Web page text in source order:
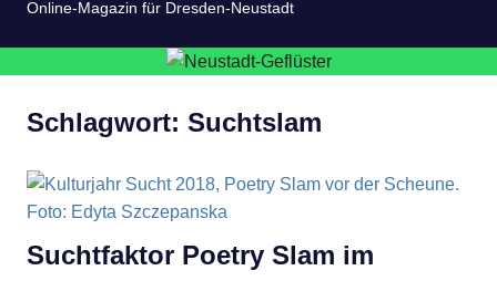
Online-Magazin für Dresden-Neustadt
Schlagwort: Suchtslam
Suchtfaktor Poetry Slam im